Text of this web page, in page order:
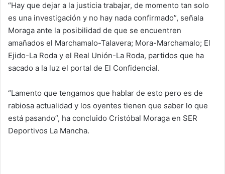
“Hay que dejar a la justicia trabajar, de momento tan solo
es una investigación y no hay nada confirmado”, señala
Moraga ante la posibilidad de que se encuentren
amañados el Marchamalo-Talavera; Mora-Marchamalo; El
Ejido-La Roda y el Real Unión-La Roda, partidos que ha
sacado a la luz el portal de El Confidencial.
“Lamento que tengamos que hablar de esto pero es de
rabiosa actualidad y los oyentes tienen que saber lo que
está pasando”, ha concluido Cristóbal Moraga en SER
Deportivos La Mancha.